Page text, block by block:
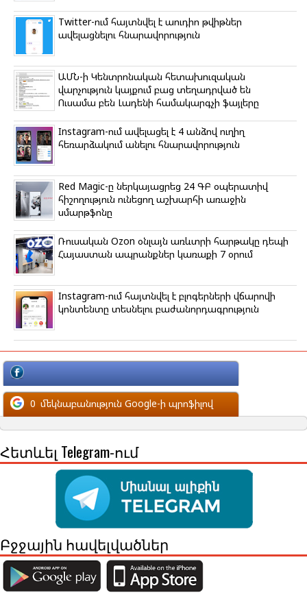
Twitter-ում հայտնվել է աուդիո թվիթներ
ավելացնելու հնարավորություն
ԱՄՆ-ի Կենտրոնական հետախուզական
վարչություն կայքում բաց տեղադրված են
Ուսամա բեն Լադենի համակարգչի ֆայլերը
Instagram-ում ավելացել է 4 անձով ուղիղ
հեռարձակում անելու հնարավորություն
Red Magic-ը ներկայացրեց 24 ԳԲ օպերատիվ
հիշողություն ունեցող աշխարհի առաջին
սմարթֆոնը
Ռուսական Ozon օնլայն առևտրի հարթակը դեպի
Հայաստան ապրանքներ կառաքի 7 օրում
Instagram-ում հայտնվել է բլոգերների վճարովի
կոնտենտը տեսնելու բաժանորդագրություն
մեկնաբանություն Facebook-ի պրոֆիլով
0 մեկնաբանություն Google-ի պրոֆիլով
Հետևել Telegram-ում
Բջջային հավելվածներ